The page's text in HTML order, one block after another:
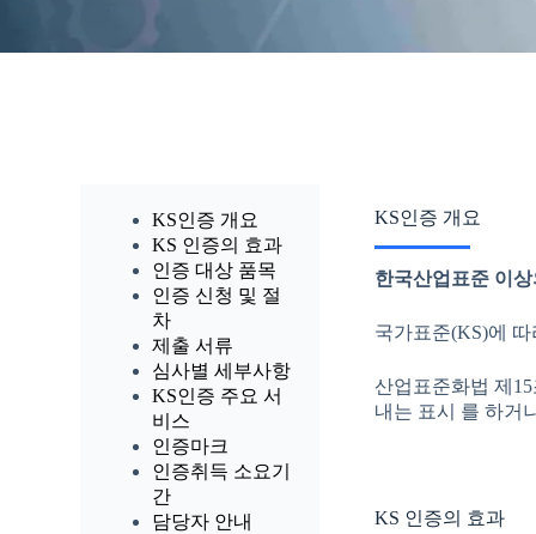
KS인증 개요
KS 인증의 효과
인증 대상 품목
인증 신청 및 절
차
제출 서류
심사별 세부사항
KS인증 주요 서
비스
인증마크
인증취득 소요기
간
담당자 안내
KS인증 개요
한국산업표준 이
국가표준(KS)에
산업표준화법 제
내는 표시 를 하거
KS 인증의 효과